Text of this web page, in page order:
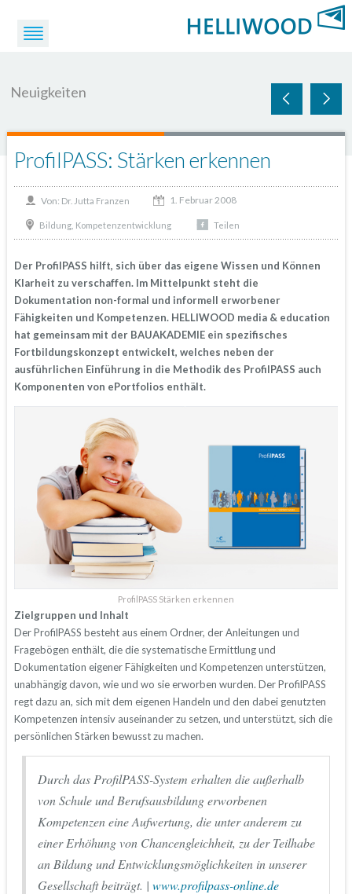
Neuigkeiten
ProfilPASS: Stärken erkennen
Von: Dr. Jutta Franzen 1. Februar 2008
Bildung, Kompetenzentwicklung Teilen
Der ProfilPASS hilft, sich über das eigene Wissen und Können
Klarheit zu verschaffen. Im Mittelpunkt steht die
Dokumentation non-formal und informell erworbener
Fähigkeiten und Kompetenzen. HELLIWOOD media & education
hat gemeinsam mit der BAUAKADEMIE ein spezifisches
Fortbildungskonzept entwickelt, welches neben der
ausführlichen Einführung in die Methodik des ProfilPASS auch
Komponenten von ePortfolios enthält.
ProfilPASS Stärken erkennen
Zielgruppen und Inhalt
Der ProfilPASS besteht aus einem Ordner, der Anleitungen und
Fragebögen enthält, die die systematische Ermittlung und
Dokumentation eigener Fähigkeiten und Kompetenzen unterstützen,
unabhängig davon, wie und wo sie erworben wurden. Der ProfilPASS
regt dazu an, sich mit dem eigenen Handeln und den dabei genutzten
Kompetenzen intensiv auseinander zu setzen, und unterstützt, sich die
persönlichen Stärken bewusst zu machen.
Durch das ProfilPASS-System erhalten die außerhalb
von Schule und Berufsausbildung erworbenen
Kompetenzen eine Aufwertung, die unter anderem zu
einer Erhöhung von Chancengleichheit, zu der Teilhabe
an Bildung und Entwicklungsmöglichkeiten in unserer
Gesellschaft beiträgt. | www.profilpass-online.de